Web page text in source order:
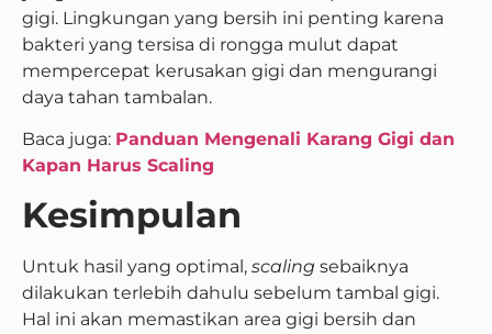
gigi. Lingkungan yang bersih ini penting karena
bakteri yang tersisa di rongga mulut dapat
mempercepat kerusakan gigi dan mengurangi
daya tahan tambalan.
Baca juga: Panduan Mengenali Karang Gigi dan
Kapan Harus Scaling
Kesimpulan
Untuk hasil yang optimal, scaling sebaiknya
dilakukan terlebih dahulu sebelum tambal gigi.
Hal ini akan memastikan area gigi bersih dan